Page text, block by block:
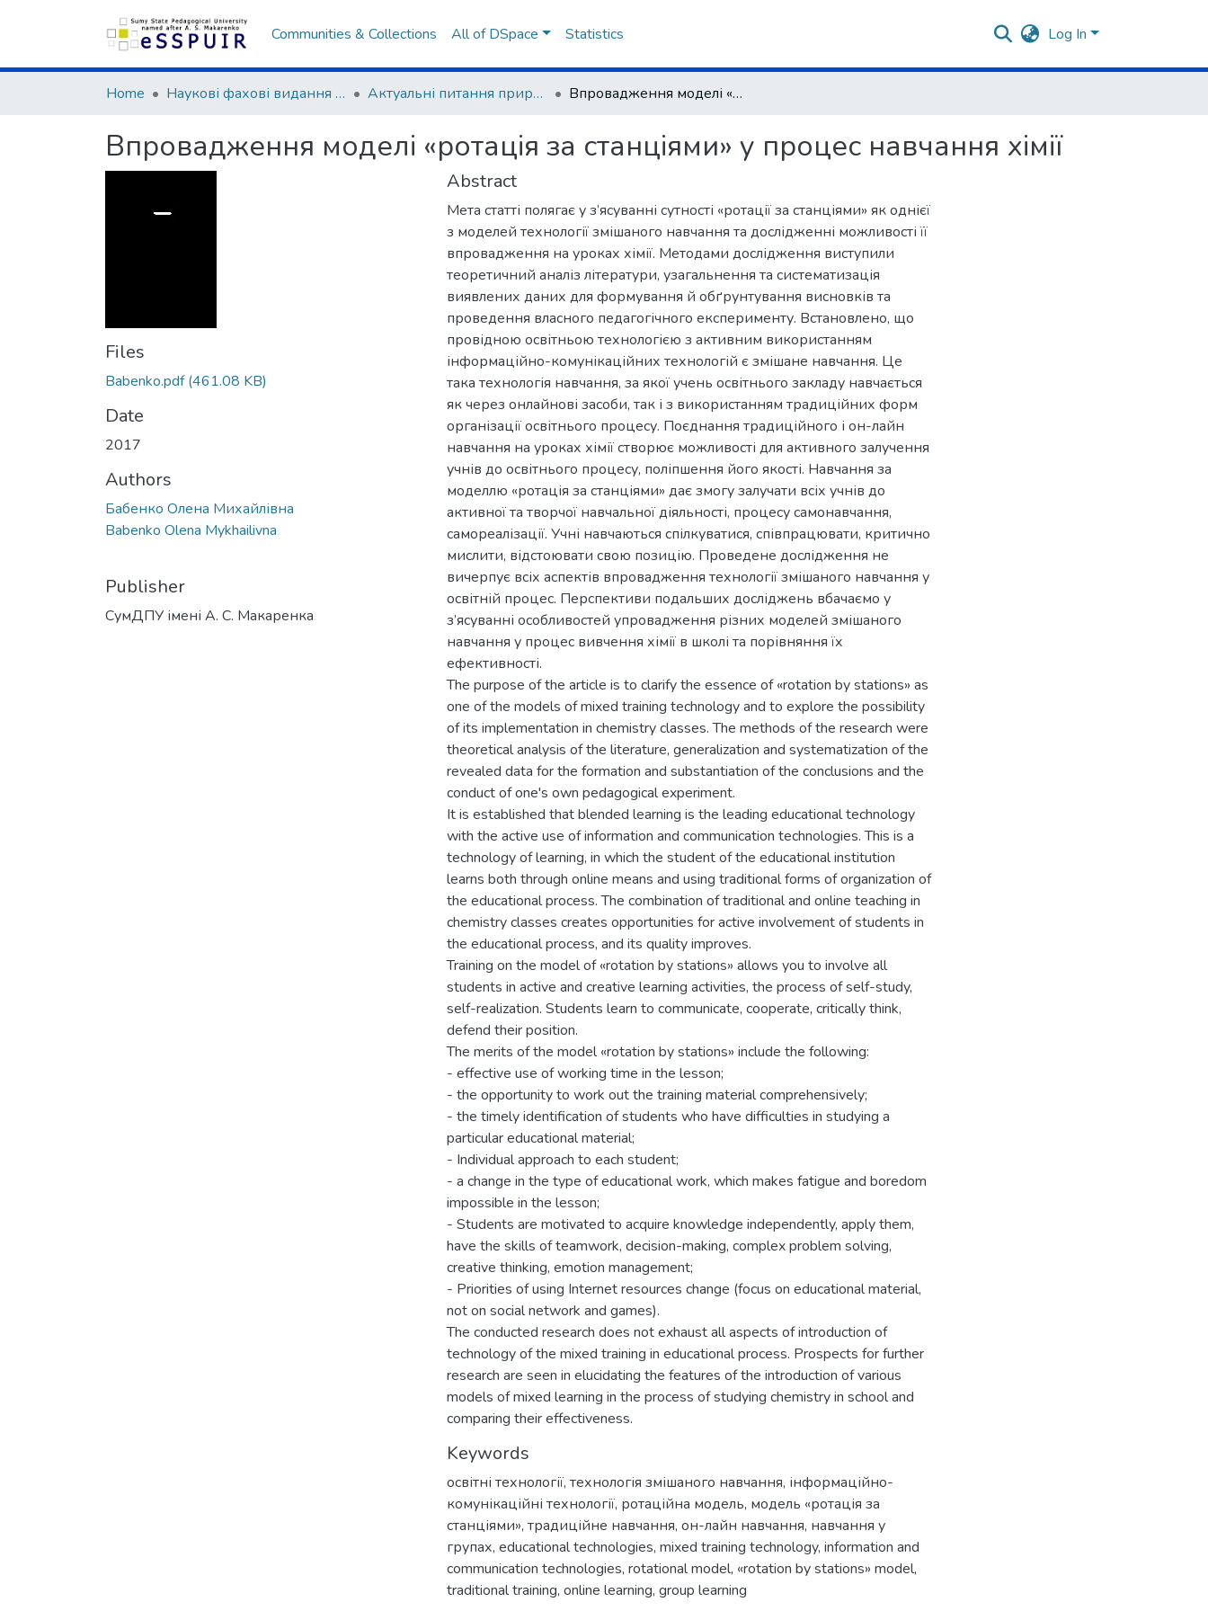
Communities & Collections All of DSpace Statistics Log In
Home Наукові фахові видання СумДПУ Актуальні питання природничо-математичної освіти Впровадження моделі «ротація за станціями» у процес навчання хімії
Впровадження моделі «ротація за станціями» у процес навчання хімії
Files
Babenko.pdf(461.08 KB)
Date
2017
Authors
Бабенко Олена Михайлівна
Babenko Olena Mykhailivna
Publisher
СумДПУ імені А. С. Макаренка
Abstract
Мета статті полягає у з’ясуванні сутності «ротації за станціями» як однієї
з моделей технології змішаного навчання та дослідженні можливості її
впровадження на уроках хімії. Методами дослідження виступили
теоретичний аналіз літератури, узагальнення та систематизація
виявлених даних для формування й обґрунтування висновків та
проведення власного педагогічного експерименту. Встановлено, що
провідною освітньою технологією з активним використанням
інформаційно-комунікаційних технологій є змішане навчання. Це
така технологія навчання, за якої учень освітнього закладу навчається
як через онлайнові засоби, так і з використанням традиційних форм
організації освітнього процесу. Поєднання традиційного і он-лайн
навчання на уроках хімії створює можливості для активного залучення
учнів до освітнього процесу, поліпшення його якості. Навчання за
моделлю «ротація за станціями» дає змогу залучати всіх учнів до
активної та творчої навчальної діяльності, процесу самонавчання,
самореалізації. Учні навчаються спілкуватися, співпрацювати, критично
мислити, відстоювати свою позицію. Проведене дослідження не
вичерпує всіх аспектів впровадження технології змішаного навчання у
освітній процес. Перспективи подальших досліджень вбачаємо у
з’ясуванні особливостей упровадження різних моделей змішаного
навчання у процес вивчення хімії в школі та порівняння їх
ефективності.
The purpose of the article is to clarify the essence of «rotation by stations» as
one of the models of mixed training technology and to explore the possibility
of its implementation in chemistry classes. The methods of the research were
theoretical analysis of the literature, generalization and systematization of the
revealed data for the formation and substantiation of the conclusions and the
conduct of one's own pedagogical experiment.
It is established that blended learning is the leading educational technology
with the active use of information and communication technologies. This is a
technology of learning, in which the student of the educational institution
learns both through online means and using traditional forms of organization of
the educational process. The combination of traditional and online teaching in
chemistry classes creates opportunities for active involvement of students in
the educational process, and its quality improves.
Training on the model of «rotation by stations» allows you to involve all
students in active and creative learning activities, the process of self-study,
self-realization. Students learn to communicate, cooperate, critically think,
defend their position.
The merits of the model «rotation by stations» include the following:
- effective use of working time in the lesson;
- the opportunity to work out the training material comprehensively;
- the timely identification of students who have difficulties in studying a
particular educational material;
- Individual approach to each student;
- a change in the type of educational work, which makes fatigue and boredom
impossible in the lesson;
- Students are motivated to acquire knowledge independently, apply them,
have the skills of teamwork, decision-making, complex problem solving,
creative thinking, emotion management;
- Priorities of using Internet resources change (focus on educational material,
not on social network and games).
The conducted research does not exhaust all aspects of introduction of
technology of the mixed training in educational process. Prospects for further
research are seen in elucidating the features of the introduction of various
models of mixed learning in the process of studying chemistry in school and
comparing their effectiveness.
Keywords
освітні технології, технологія змішаного навчання, інформаційно-
комунікаційні технології, ротаційна модель, модель «ротація за
станціями», традиційне навчання, он-лайн навчання, навчання у
групах, educational technologies, mixed training technology, information and
communication technologies, rotational model, «rotation by stations» model,
traditional training, online learning, group learning